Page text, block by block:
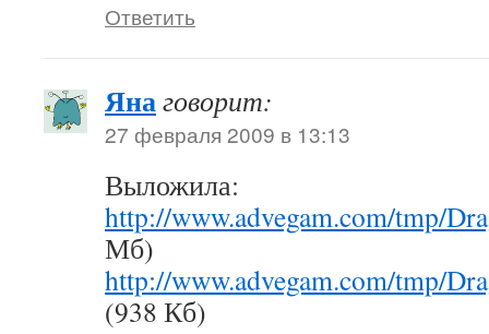
Ответить
Янаговорит:
27 февраля 2009 в 13:13
Выложила:
http://www.advegam.com/tmp/
Мб)
http://www.advegam.com/tmp/
(938 Кб)